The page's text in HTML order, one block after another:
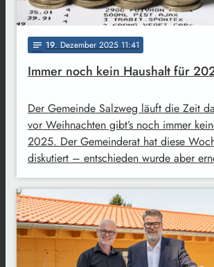
notes 19. Dezember 2025 11:41
Immer noch kein Haushalt für
Der Gemeinde Salzweg läuft die Zeit
vor Weihnachten gibt’s noch immer
2025. Der Gemeinderat hat diese
diskutiert – entschieden wurde aber